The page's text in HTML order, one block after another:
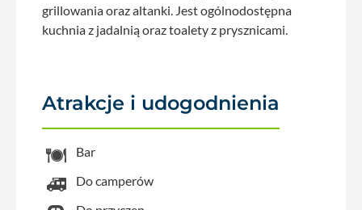
grillowania oraz altanki. Jest ogólnodostępna
kuchnia z jadalnią oraz toalety z prysznicami.
Atrakcje i udogodnienia
Bar
Do camperów